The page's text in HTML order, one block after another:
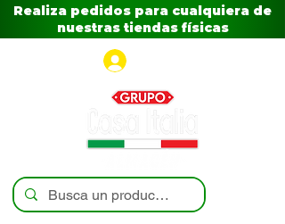
Realiza pedidos para cualquiera de
nuestras tiendas físicas